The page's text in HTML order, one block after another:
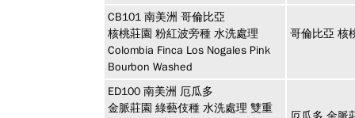
CB101 南美洲 哥倫比亞
核桃莊園 粉紅波旁種 水洗處理
Colombia Finca Los Nogales Pink
Bourbon Washed
哥倫比亞 核
ED100 南美洲 厄瓜多
金脈莊園 綠藝伎種 水洗處理 雙重